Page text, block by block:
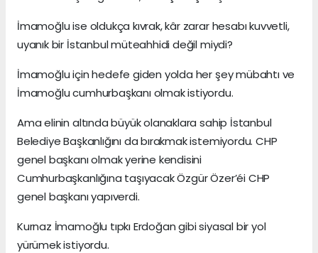
İmamoğlu ise oldukça kıvrak, kâr zarar hesabı kuvvetli,
uyanık bir İstanbul müteahhidi değil miydi?
İmamoğlu için hedefe giden yolda her şey mübahtı ve
İmamoğlu cumhurbaşkanı olmak istiyordu.
Ama elinin altında büyük olanaklara sahip İstanbul
Belediye Başkanlığını da bırakmak istemiyordu. CHP
genel başkanı olmak yerine kendisini
Cumhurbaşkanlığına taşıyacak Özgür Özer’éi CHP
genel başkanı yapıverdi.
Kurnaz İmamoğlu tıpkı Erdoğan gibi siyasal bir yol
yürümek istiyordu.